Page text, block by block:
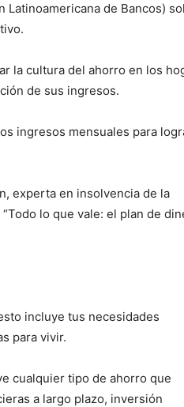
Latinoamericana de Bancos)
la cultura del ahorro en los
de sus ingresos.
ingresos mensuales para
experta en insolvencia de la
lo que vale: el plan de
esto incluye tus
para vivir.
cualquier tipo de ahorro
a largo plazo,